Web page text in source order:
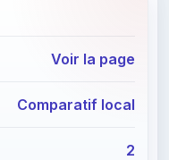
Voir la page
Comparatif local
2